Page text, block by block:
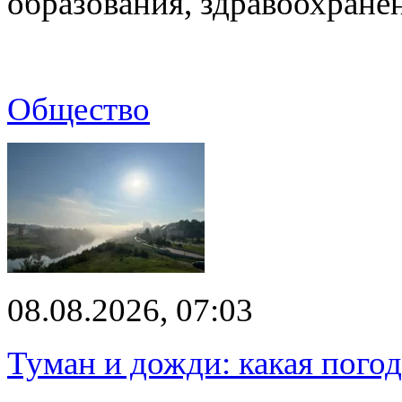
Общество
08.08.2026, 07:03
Туман и дожди: какая